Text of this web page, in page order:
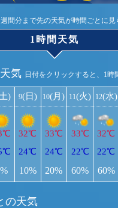
間分まで先の天気が時間ごとに見
1時間天気
気 日付をクリックすると、1時
) 9(日)
32℃
24℃
10%
10(月)
33℃
24℃
20%
11(火)
33℃
22℃
60%
12(水)
32℃
22℃
60%
の天気